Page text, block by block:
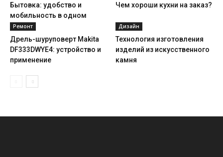
Бытовка: удобство и
мобильность в одном
Чем хороши кухни на заказ?
Ремонт
Дрель-шуруповерт Makita
DF333DWYE4: устройство и
применение
Дизайн
Технология изготовления
изделий из искусственного
камня